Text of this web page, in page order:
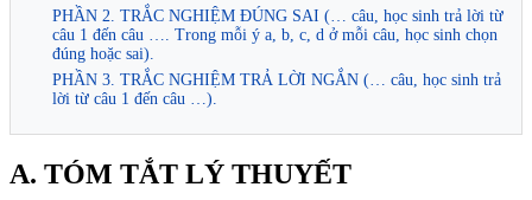
PHẦN 2. TRẮC NGHIỆM ĐÚNG SAI (… câu, học sinh trả lời từ
câu 1 đến câu …. Trong mỗi ý a, b, c, d ở mỗi câu, học sinh chọn
đúng hoặc sai).
PHẦN 3. TRẮC NGHIỆM TRẢ LỜI NGẮN (… câu, học sinh trả
lời từ câu 1 đến câu …).
A. TÓM TẮT LÝ THUYẾT